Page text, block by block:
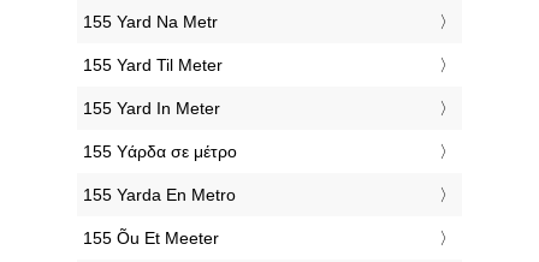
‎155 Yard Na Metr
‎155 Yard Til Meter
‎155 Yard In Meter
‎155 Υάρδα σε μέτρο
‎155 Yarda En Metro
‎155 Õu Et Meeter